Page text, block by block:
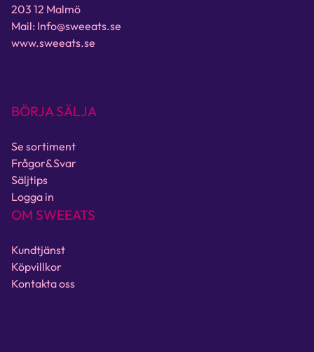
203 12 Malmö
Mail: Info@sweeats.se
www.sweeats.se
BÖRJA SÄLJA
Se sortiment
Frågor&Svar
Säljtips
Logga in
OM SWEEATS
Kundtjänst
Köpvillkor
Kontakta oss